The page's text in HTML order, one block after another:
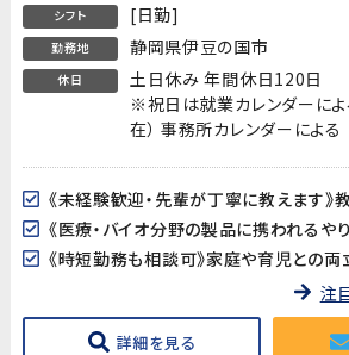
シフト [日勤]
勤務地 静岡県伊豆の国市
休日
土日休み 年間休日120日
※祝日は就業カレンダーによ
在） 事務所カレンダーによる
注
詳細を見る